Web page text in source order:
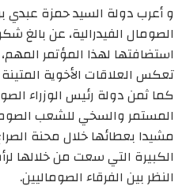
و أعرب دولة السيد حمزة عبدي
الصومال الفيدرالية، عن بالغ
استضافتها لهذا المؤتمر
تعكس العلاقات الأخوية المتينة
كما ثمن دولة رئيس الوزراء
المستمر والسخي للشعب
مشيدا بعطائها خلال محنة
الكبيرة التي سعت من خلالها
النظر بين الفرقاء الصوماليين.